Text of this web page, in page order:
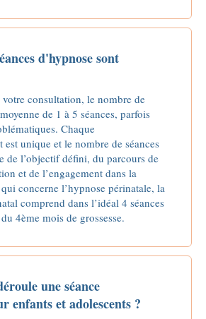
d'hypnose sont
consultation, le nombre de
de 1 à 5 séances, parfois
Chaque
est unique et le nombre de séances
de l’objectif défini, du parcours de
et de l’engagement dans la
concerne l’hypnose périnatale, la
comprend dans l’idéal 4 séances
4ème mois de grossesse.
une séance
enfants et adolescents ?